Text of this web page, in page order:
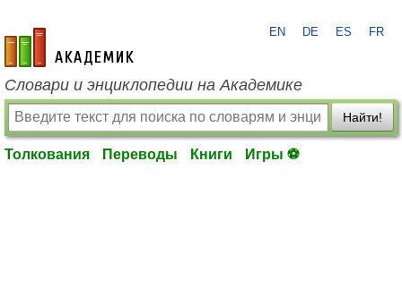
academic.ru
EN DE ES FR
Словари и энциклопедии на Академике
Найти!
Толкования Переводы Книги Игры ⚽